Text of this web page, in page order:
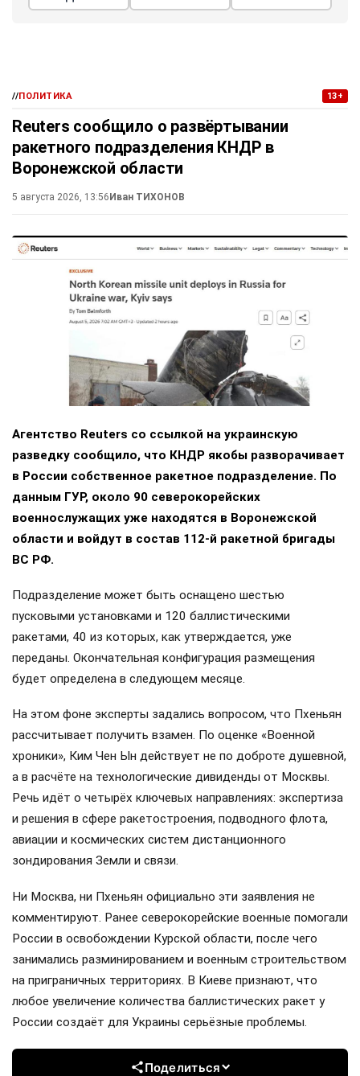
//ПОЛИТИКА 13+
Reuters сообщило о развёртывании
ракетного подразделения КНДР в
Воронежской области
5 августа 2026, 13:56 Иван ТИХОНОВ
Агентство Reuters со ссылкой на украинскую
разведку сообщило, что КНДР якобы разворачивает
в России собственное ракетное подразделение. По
данным ГУР, около 90 северокорейских
военнослужащих уже находятся в Воронежской
области и войдут в состав 112-й ракетной бригады
ВС РФ.
Подразделение может быть оснащено шестью
пусковыми установками и 120 баллистическими
ракетами, 40 из которых, как утверждается, уже
переданы. Окончательная конфигурация размещения
будет определена в следующем месяце.
На этом фоне эксперты задались вопросом, что Пхеньян
рассчитывает получить взамен. По оценке «Военной
хроники», Ким Чен Ын действует не по доброте душевной,
а в расчёте на технологические дивиденды от Москвы.
Речь идёт о четырёх ключевых направлениях: экспертиза
и решения в сфере ракетостроения, подводного флота,
авиации и космических систем дистанционного
зондирования Земли и связи.
Ни Москва, ни Пхеньян официально эти заявления не
комментируют. Ранее северокорейские военные помогали
России в освобождении Курской области, после чего
занимались разминированием и военным строительством
на приграничных территориях. В Киеве признают, что
любое увеличение количества баллистических ракет у
России создаёт для Украины серьёзные проблемы.
Поделиться